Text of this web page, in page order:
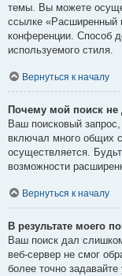
темы. Вы можете
ссылке «Расширенный
конференции. Способ
используемого стиля.
Вернуться к началу
Почему мой поиск не
Ваш поисковый
включал много общих
осуществляется.
возможности
Вернуться к началу
В результате моего
Ваш поиск дал
веб-сервер не смог
более точно